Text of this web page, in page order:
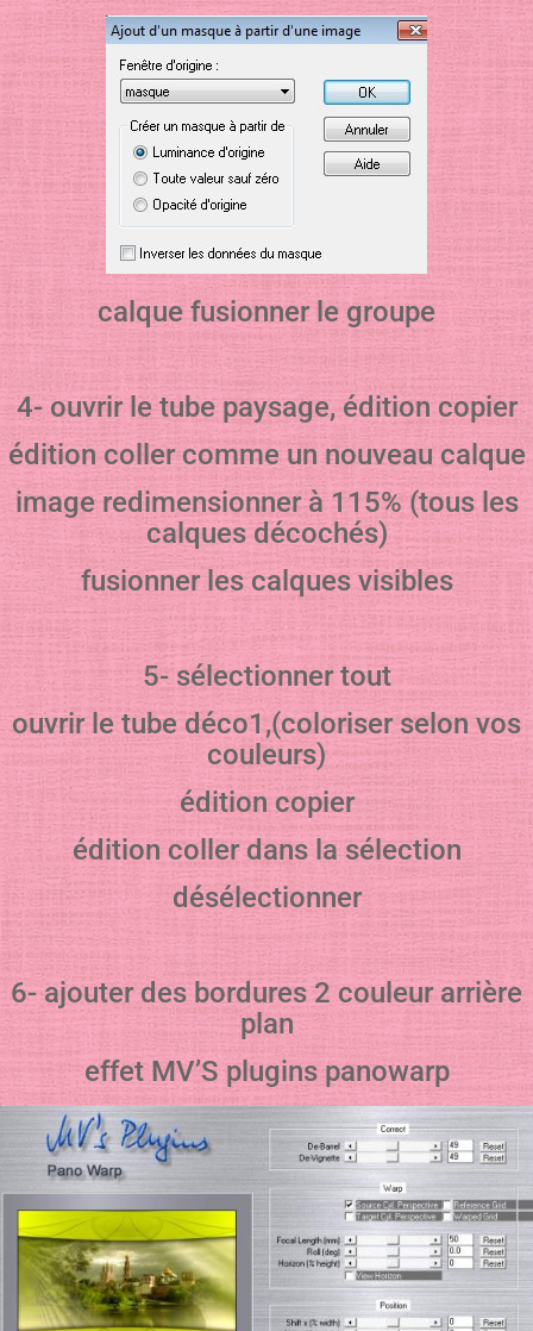
calque fusionner le groupe
4- ouvrir le tube paysage, édition copier
édition coller comme un nouveau calque
image redimensionner à 115% (tous les
calques décochés)
fusionner les calques visibles
5- sélectionner tout
ouvrir le tube déco1,(coloriser selon vos
couleurs)
édition copier
édition coller dans la sélection
désélectionner
6- ajouter des bordures 2 couleur arrière
plan
effet MV’S plugins panowarp